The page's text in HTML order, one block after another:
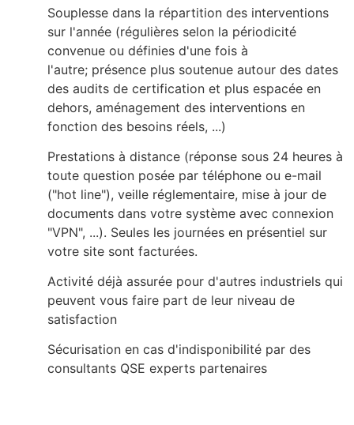
Souplesse dans la répartition des interventions
sur l'année (régulières selon la périodicité
convenue ou définies d'une fois à
l'autre; présence plus soutenue autour des dates
des audits de certification et plus espacée en
dehors, aménagement des interventions en
fonction des besoins réels, ...)
Prestations à distance (réponse sous 24 heures à
toute question posée par téléphone ou e-mail
("hot line"), veille réglementaire, mise à jour de
documents dans votre système avec connexion
"VPN", ...). Seules les journées en présentiel sur
votre site sont facturées.
Activité déjà assurée pour d'autres industriels qui
peuvent vous faire part de leur niveau de
satisfaction
Sécurisation en cas d'indisponibilité par des
consultants QSE experts partenaires